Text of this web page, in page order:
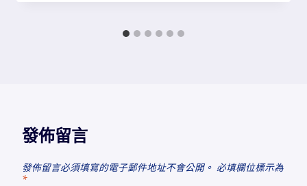
發佈留言
發佈留言必須填寫的電子郵件地址不會公開。 必填欄位標示為
*